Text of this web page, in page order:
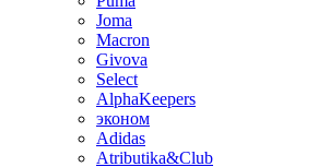
Joma
Macron
Givova
Select
AlphaKeepers
эконом
Adidas
Atributika&Club